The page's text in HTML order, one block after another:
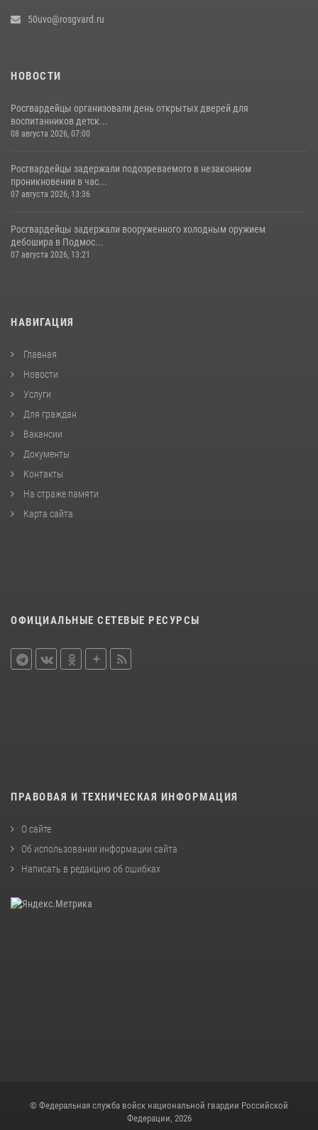
50uvo@rosgvard.ru
НОВОСТИ
Росгвардейцы организовали день открытых дверей для
воспитанников детск...
08 августа 2026, 07:00
Росгвардейцы задержали подозреваемого в незаконном
проникновении в час...
07 августа 2026, 13:36
Росгвардейцы задержали вооруженного холодным оружием
дебошира в Подмос...
07 августа 2026, 13:21
НАВИГАЦИЯ
Главная
Новости
Услуги
Для граждан
Вакансии
Документы
Контакты
На страже памяти
Карта сайта
ОФИЦИАЛЬНЫЕ СЕТЕВЫЕ РЕСУРСЫ
ПРАВОВАЯ И ТЕХНИЧЕСКАЯ ИНФОРМАЦИЯ
О сайте
Об использовании информации сайта
Написать в редакцию об ошибках
© Федеральная служба войск национальной гвардии Российской
Федерации, 2026